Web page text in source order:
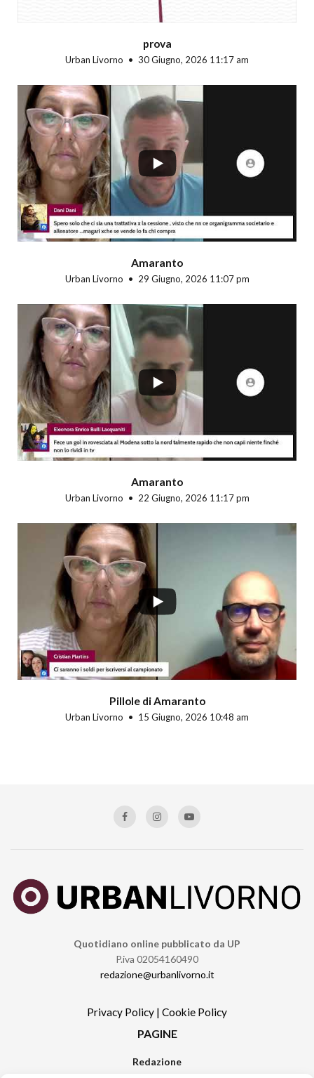
prova
Urban Livorno 30 Giugno, 2026 11:17 am
Amaranto
Urban Livorno 29 Giugno, 2026 11:07 pm
Amaranto
Urban Livorno 22 Giugno, 2026 11:17 pm
Pillole di Amaranto
Urban Livorno 15 Giugno, 2026 10:48 am
Quotidiano online pubblicato da UP
P.iva 02054160490
redazione@urbanlivorno.it
Privacy Policy | Cookie Policy
PAGINE
Redazione